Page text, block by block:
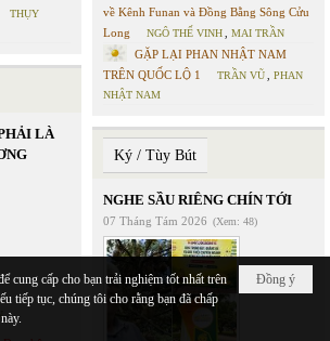
THỤY
LÀ
về Kênh Funan và Đồng Bằng Sông Cửu
Long
NGÔ THẾ VINH MAI TRẦN
GẶP LẠI PHAN NHẬT NAM
TRÊN QUỐC LỘ 1
TRẦN VŨ
PHAN
NHẬT NAM
Ký / Tùy Bút
NGHE SẦU RIÊNG CHÍN TỚI
07 Tháng Tám 2026 (Xem: 48)
Đồng ý
cung cấp cho bạn trải nghiệm tốt nhất trên
tiếp tục, chúng tôi cho rằng bạn đã chấp